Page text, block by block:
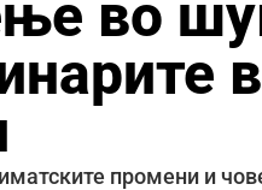
во
промени и